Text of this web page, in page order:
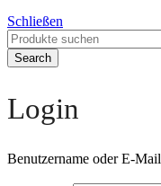
Schließen
Search
Login
Benutzername oder E-Mail